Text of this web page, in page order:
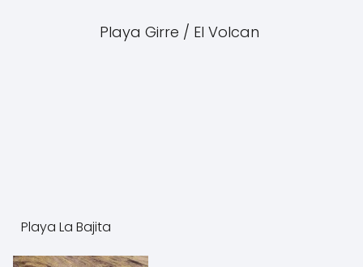
Playa Girre / El Volcan
Playa La Bajita